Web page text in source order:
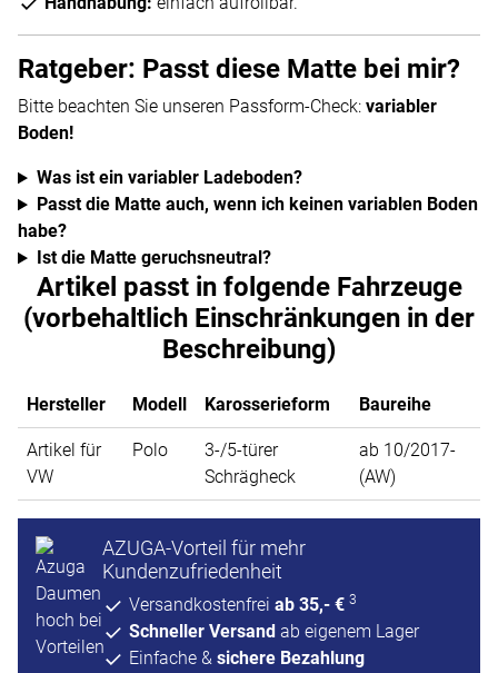
Ratgeber: Passt diese Matte bei mir?
Bitte beachten Sie unseren Passform-Check: variabler
Boden!
Was ist ein variabler Ladeboden?
Passt die Matte auch, wenn ich keinen variablen Boden
habe?
Ist die Matte geruchsneutral?
Artikel passt in folgende Fahrzeuge
(vorbehaltlich Einschränkungen in der
Beschreibung)
Hersteller Modell Karosserieform Baureihe
Artikel für
VW
Polo
3-/5-türer
Schrägheck
ab 10/2017-
(AW)
AZUGA-Vorteil für mehr
Kundenzufriedenheit
Versandkostenfrei ab 35,- € 3
Schneller Versand ab eigenem Lager
Einfache & sichere Bezahlung